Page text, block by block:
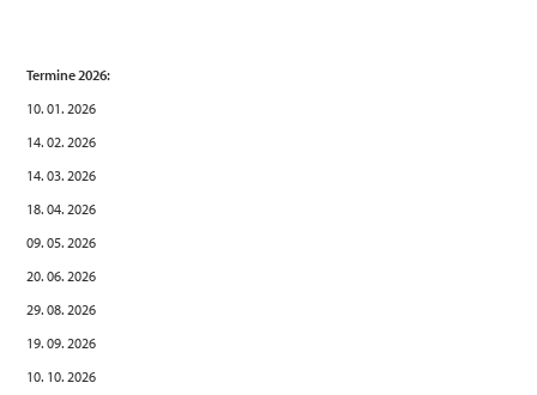
Termine 2026:
10. 01. 2026
14. 02. 2026
14. 03. 2026
18. 04. 2026
09. 05. 2026
20. 06. 2026
29. 08. 2026
19. 09. 2026
10. 10. 2026